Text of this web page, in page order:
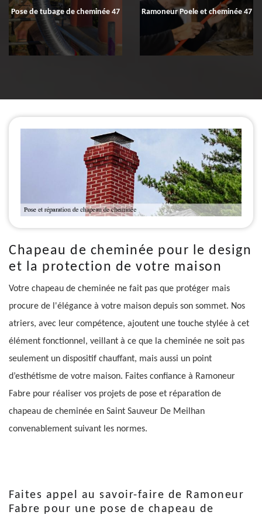
Pose de tubage de cheminée 47 Ramoneur Poele et cheminée 47
Chapeau de cheminée pour le design
et la protection de votre maison
Votre chapeau de cheminée ne fait pas que protéger mais
procure de l'élégance à votre maison depuis son sommet. Nos
atriers, avec leur compétence, ajoutent une touche stylée à cet
élément fonctionnel, veillant à ce que la cheminée ne soit pas
seulement un dispositif chauffant, mais aussi un point
d’esthétisme de votre maison. Faites confiance à Ramoneur
Fabre pour réaliser vos projets de pose et réparation de
chapeau de cheminée en Saint Sauveur De Meilhan
convenablement suivant les normes.
Faites appel au savoir-faire de Ramoneur
Fabre pour une pose de chapeau de